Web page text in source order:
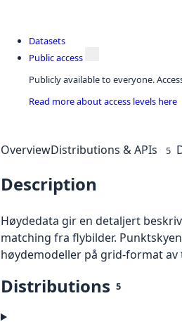
Datasets
Public access
Publicly available to everyone.
Read more about access levels here
OverviewDistributions & APIs 5
Description
Høydedata gir en detaljert
matching fra flybilder.
høydemodeller på grid-format
Distributions 5